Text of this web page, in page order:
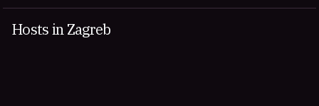
Hosts in Zagreb